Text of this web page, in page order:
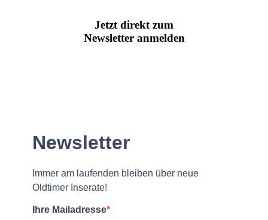
Jetzt direkt zum
Newsletter anmelden